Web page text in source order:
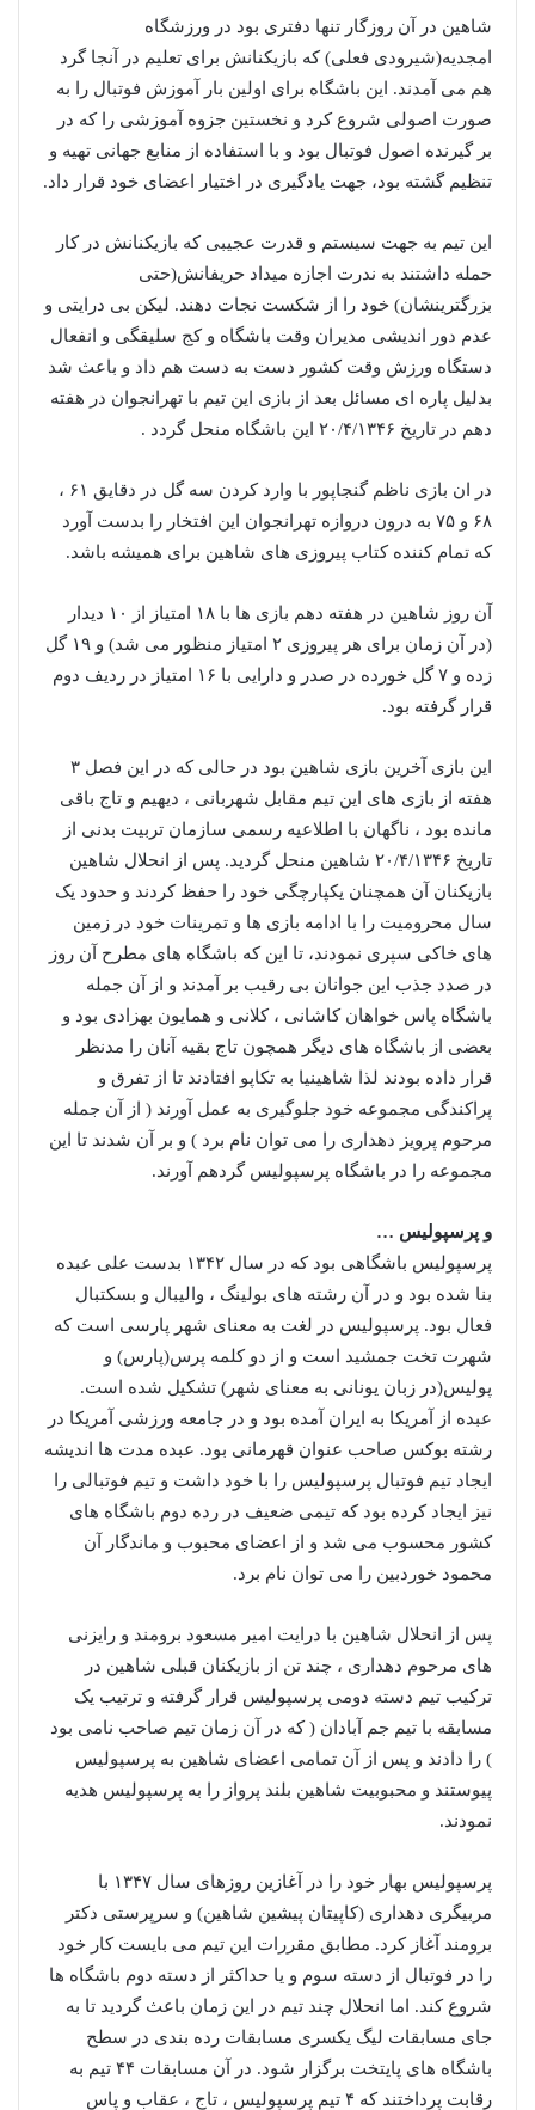
شاهین در آن روزگار تنها دفتری بود در ورزشگاه
امجدیه(شیرودی فعلی) که بازیکنانش برای تعلیم در آنجا گرد
هم می آمدند. این باشگاه برای اولین بار آموزش فوتبال را به
صورت اصولی شروع کرد و نخستین جزوه آموزشی را که در
بر گیرنده اصول فوتبال بود و با استفاده از منابع جهانی تهیه و
تنظیم گشته بود، جهت یادگیری در اختیار اعضای خود قرار داد.
این تیم به جهت سیستم و قدرت عجیبی که بازیکنانش در کار
حمله داشتند به ندرت اجازه میداد حریفانش(حتی
بزرگترینشان) خود را از شکست نجات دهند. لیکن بی درایتی و
عدم دور اندیشی مدیران وقت باشگاه و کج سلیقگی و انفعال
دستگاه ورزش وقت کشور دست به دست هم داد و باعث شد
بدلیل پاره ای مسائل بعد از بازی این تیم با تهرانجوان در هفته
دهم در تاریخ ۲۰/۴/۱۳۴۶ این باشگاه منحل گردد .
در ان بازی ناظم گنجاپور با وارد کردن سه گل در دقایق ۶۱ ،
۶۸ و ۷۵ به درون دروازه تهرانجوان این افتخار را بدست آورد
که تمام کننده کتاب پیروزی های شاهین برای همیشه باشد.
آن روز شاهین در هفته دهم بازی ها با ۱۸ امتیاز از ۱۰ دیدار
(در آن زمان برای هر پیروزی ۲ امتیاز منظور می شد) و ۱۹ گل
زده و ۷ گل خورده در صدر و دارایی با ۱۶ امتیاز در ردیف دوم
قرار گرفته بود.
این بازی آخرین بازی شاهین بود در حالی که در این فصل ۳
هفته از بازی های این تیم مقابل شهربانی ، دیهیم و تاج باقی
مانده بود ، ناگهان با اطلاعیه رسمی سازمان تربیت بدنی از
تاریخ ۲۰/۴/۱۳۴۶ شاهین منحل گردید. پس از انحلال شاهین
بازیکنان آن همچنان یکپارچگی خود را حفظ کردند و حدود یک
سال محرومیت را با ادامه بازی ها و تمرینات خود در زمین
های خاکی سپری نمودند، تا این که باشگاه های مطرح آن روز
در صدد جذب این جوانان بی رقیب بر آمدند و از آن جمله
باشگاه پاس خواهان کاشانی ، کلانی و همایون بهزادی بود و
بعضی از باشگاه های دیگر همچون تاج بقیه آنان را مدنظر
قرار داده بودند لذا شاهینیا به تکاپو افتادند تا از تفرق و
پراکندگی مجموعه خود جلوگیری به عمل آورند ( از آن جمله
مرحوم پرویز دهداری را می توان نام برد ) و بر آن شدند تا این
مجموعه را در باشگاه پرسپولیس گردهم آورند.
و پرسپولیس …
پرسپولیس باشگاهی بود که در سال ۱۳۴۲ بدست علی عبده
بنا شده بود و در آن رشته های بولینگ ، والیبال و بسکتبال
فعال بود. پرسپولیس در لغت به معنای شهر پارسی است که
شهرت تخت جمشید است و از دو کلمه پرس(پارس) و
پولیس(در زبان یونانی به معنای شهر) تشکیل شده است.
عبده از آمریکا به ایران آمده بود و در جامعه ورزشی آمریکا در
رشته بوکس صاحب عنوان قهرمانی بود. عبده مدت ها اندیشه
ایجاد تیم فوتبال پرسپولیس را با خود داشت و تیم فوتبالی را
نیز ایجاد کرده بود که تیمی ضعیف در رده دوم باشگاه های
کشور محسوب می شد و از اعضای محبوب و ماندگار آن
محمود خوردبین را می توان نام برد.
پس از انحلال شاهین با درایت امیر مسعود برومند و رایزنی
های مرحوم دهداری ، چند تن از بازیکنان قبلی شاهین در
ترکیب تیم دسته دومی پرسپولیس قرار گرفته و ترتیب یک
مسابقه با تیم جم آبادان ( که در آن زمان تیم صاحب نامی بود
) را دادند و پس از آن تمامی اعضای شاهین به پرسپولیس
پیوستند و محبوبیت شاهین بلند پرواز را به پرسپولیس هدیه
نمودند.
پرسپولیس بهار خود را در آغازین روزهای سال ۱۳۴۷ با
مربیگری دهداری (کاپیتان پیشین شاهین) و سرپرستی دکتر
برومند آغاز کرد. مطابق مقررات این تیم می بایست کار خود
را در فوتبال از دسته سوم و یا حداکثر از دسته دوم باشگاه ها
شروع کند. اما انحلال چند تیم در این زمان باعث گردید تا به
جای مسابقات لیگ یکسری مسابقات رده بندی در سطح
باشگاه های پایتخت برگزار شود. در آن مسابقات ۴۴ تیم به
رقابت پرداختند که ۴ تیم پرسپولیس ، تاج ، عقاب و پاس